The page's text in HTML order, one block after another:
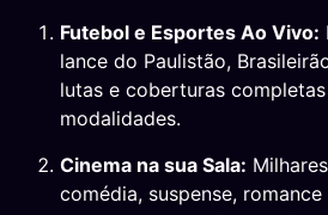
Futebol e Esportes Ao Vivo:
lance do Paulistão,
lutas e coberturas
modalidades.
Cinema na sua Sala:
comédia, suspense,